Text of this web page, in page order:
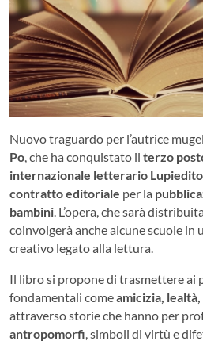
Nuovo traguardo per l’autrice
Po, che ha conquistato il terzo
internazionale letterario
contratto editoriale per la
bambini. L’opera, che sarà
coinvolgerà anche alcune scuole in
creativo legato alla lettura.
Il libro si propone di trasmettere ai
fondamentali comeamicizia,
attraverso storie che hanno per
antropomorfi, simboli di virtù e